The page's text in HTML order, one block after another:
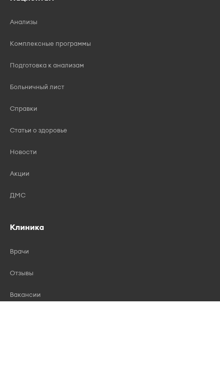
Анализы
Комплексные программы
Подготовка к анализам
Больничный лист
Справки
Статьи о здоровье
Новости
Акции
ДМС
Клиника
Врачи
Отзывы
Вакансии